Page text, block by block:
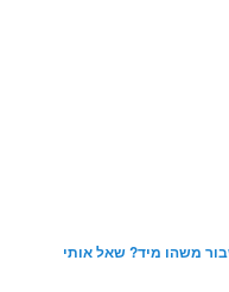
משהו מיד? שאל אותי